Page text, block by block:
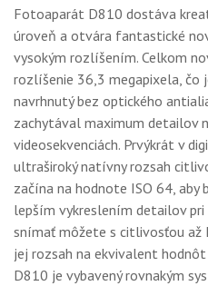
Fotoaparát D810 dostáva
úroveň a otvára fantastické
vysokým rozlíšením. Celkom
rozlíšenie 36,3 megapixela, čo
navrhnutý bez optického
zachytával maximum detailov
videosekvenciách. Prvýkrát v
ultraširoký natívny rozsah
začína na hodnote ISO 64, aby
lepším vykreslením detailov
snímať môžete s citlivosťou až
jej rozsah na ekvivalent
D810 je vybavený rovnakým